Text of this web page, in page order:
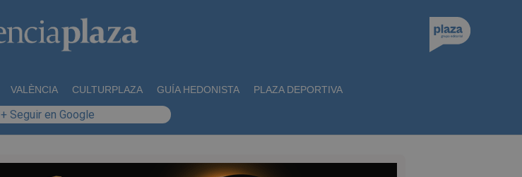
VALÈNCIA CULTURPLAZA GUÍA HEDONISTA PLAZA DEPORTIVA
+ Seguir en Google